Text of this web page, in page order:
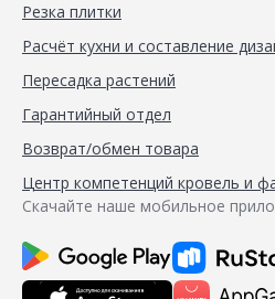
Резка плитки
Расчёт кухни и составление
Пересадка растений
Гарантийный отдел
Возврат/обмен товара
Центр компетенций кровель и
Скачайте наше мобильное